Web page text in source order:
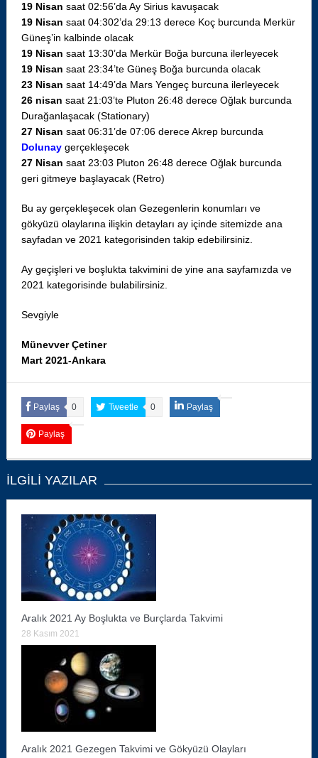
19 Nisan saat 02:56’da Ay Sirius kavuşacak
19 Nisan saat 04:302’da 29:13 derece Koç burcunda Merkür
Güneş’in kalbinde olacak
19 Nisan saat 13:30’da Merkür Boğa burcuna ilerleyecek
19 Nisan saat 23:34’te Güneş Boğa burcunda olacak
23 Nisan saat 14:49’da Mars Yengeç burcuna ilerleyecek
26 nisan saat 21:03’te Pluton 26:48 derece Oğlak burcunda
Durağanlaşacak (Stationary)
27 Nisan saat 06:31’de 07:06 derece Akrep burcunda
Dolunaygerçekleşecek
27 Nisan saat 23:03 Pluton 26:48 derece Oğlak burcunda
geri gitmeye başlayacak (Retro)
Bu ay gerçekleşecek olan Gezegenlerin konumları ve
gökyüzü olaylarına ilişkin detayları ay içinde sitemizde ana
sayfadan ve 2021 kategorisinden takip edebilirsiniz.
Ay geçişleri ve boşlukta takvimini de yine ana sayfamızda ve
2021 kategorisinde bulabilirsiniz.
Sevgiyle
Münevver Çetiner
Mart 2021-Ankara
Paylaş 0 Tweetle 0 Paylaş
Paylaş
İLGILI YAZILAR
Aralık 2021 Ay Boşlukta ve Burçlarda Takvimi
28 Kasım 2021
Aralık 2021 Gezegen Takvimi ve Gökyüzü Olayları